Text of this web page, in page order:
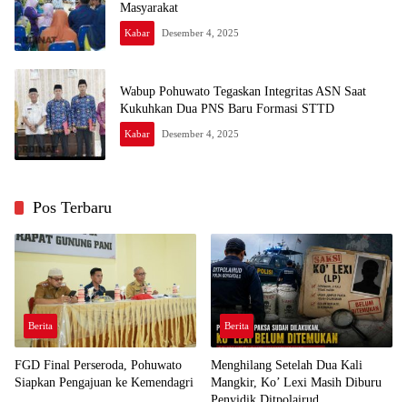
Masyarakat
Kabar Desember 4, 2025
Wabup Pohuwato Tegaskan Integritas ASN Saat
Kukuhkan Dua PNS Baru Formasi STTD
Kabar Desember 4, 2025
Pos Terbaru
Berita
FGD Final Perseroda, Pohuwato
Siapkan Pengajuan ke Kemendagri
Berita
Menghilang Setelah Dua Kali
Mangkir, Ko’ Lexi Masih Diburu